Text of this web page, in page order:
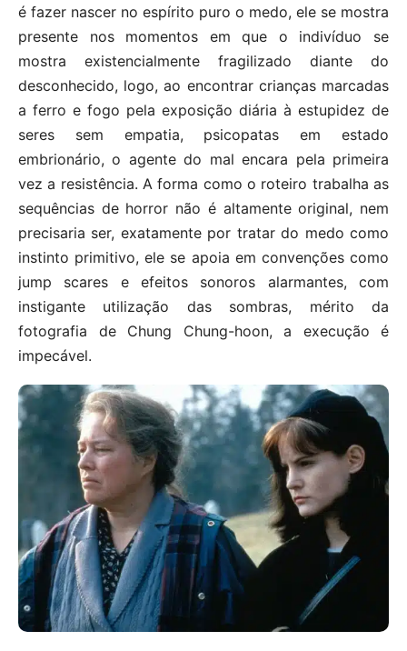
é fazer nascer no espírito puro o medo, ele se mostra
presente nos momentos em que o indivíduo se
mostra existencialmente fragilizado diante do
desconhecido, logo, ao encontrar crianças marcadas
a ferro e fogo pela exposição diária à estupidez de
seres sem empatia, psicopatas em estado
embrionário, o agente do mal encara pela primeira
vez a resistência. A forma como o roteiro trabalha as
sequências de horror não é altamente original, nem
precisaria ser, exatamente por tratar do medo como
instinto primitivo, ele se apoia em convenções como
jump scares e efeitos sonoros alarmantes, com
instigante utilização das sombras, mérito da
fotografia de Chung Chung-hoon, a execução é
impecável.